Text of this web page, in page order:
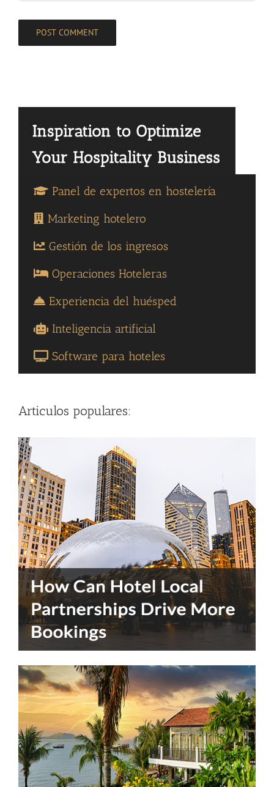
Panel de expertos en hostelería
Marketing hotelero
Gestión de los ingresos
Operaciones Hoteleras
Experiencia del huésped
Inteligencia artificial
Software para hoteles
Articulos populares: